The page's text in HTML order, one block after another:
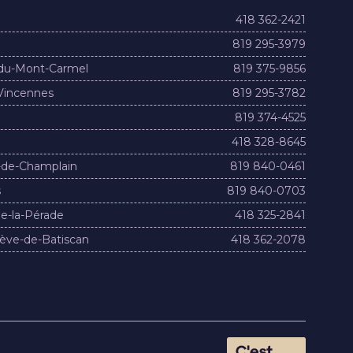
418 362-2421
819 295-3979
Mont-Carmel
819 375-9856
819 295-3782
819 374-4525
418 328-8645
Champlain
819 840-0461
819 840-0703
la-Pérade
418 325-2841
de-Batiscan
418 362-2078